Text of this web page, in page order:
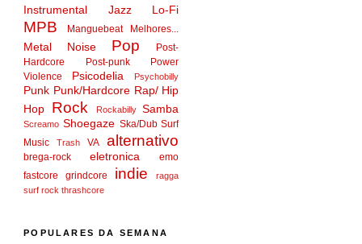
Instrumental Jazz Lo-Fi
MPB Manguebeat Melhores...
Metal Noise Pop
Post-
Hardcore
Post-punk
Power
Violence
Psicodelia Psychobilly
Punk Punk/Hardcore Rap/ Hip
Hop
Rock Rockabilly Samba
Screamo Shoegaze Ska/Dub Surf
Music
Trash VA alternativo
brega-rock eletronica
emo
fastcore
grindcore indie
ragga
surf rock thrashcore
POPULARES DA SEMANA